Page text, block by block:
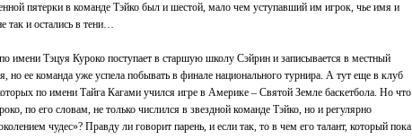
пятерки в команде Тэйко был и шестой, мало чем уступавший им игрок, чье имя и
так и остались в тени…
имени Тэцуя Куроко поступает в старшую школу Сэйрин и записывается в местный
но ее команда уже успела побывать в финале национального турнира. А тут еще в клуб
по имени Тайга Кагами учился игре в Америке – Святой Земле баскетбола. Но что
по его словам, не только числился в звездной команде Тэйко, но и регулярно
чудес»? Правду ли говорит парень, и если так, то в чем его талант, который пока